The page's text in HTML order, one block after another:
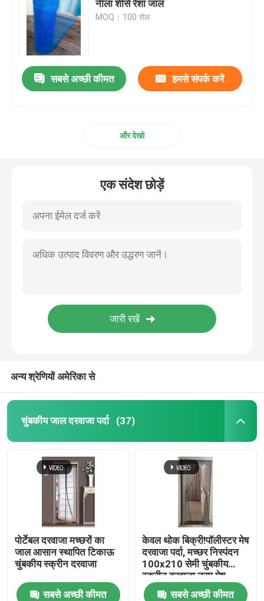
वेलक्रो हुक और लूप
पॉलीप्रोपाइलीन ग्राउंड कवर
नीला शीसे रेशा जाल
MOQ：100 रोल
सबसे अच्छी कीमत हमसे संपर्क करें
और देखो
एक संदेश छोड़ें
अन्य श्रेणियों अमेरिका से
चुंबकीय जाल दरवाजा पर्दा (37)
पोर्टेबल दरवाजा मच्छरों का
जाल आसान स्थापित टिकाऊ
चुंबकीय स्क्रीन दरवाजा
सबसे अच्छी कीमत
केवल थोक बिक्री!पॉलीस्टर मेष
दरवाजा पर्दा, मच्छर निस्पंदन
100x210 सेमी चुंबकीय
स्क्रीन दरवाजा नरम मेष
दरवाजा
सबसे अच्छी कीमत